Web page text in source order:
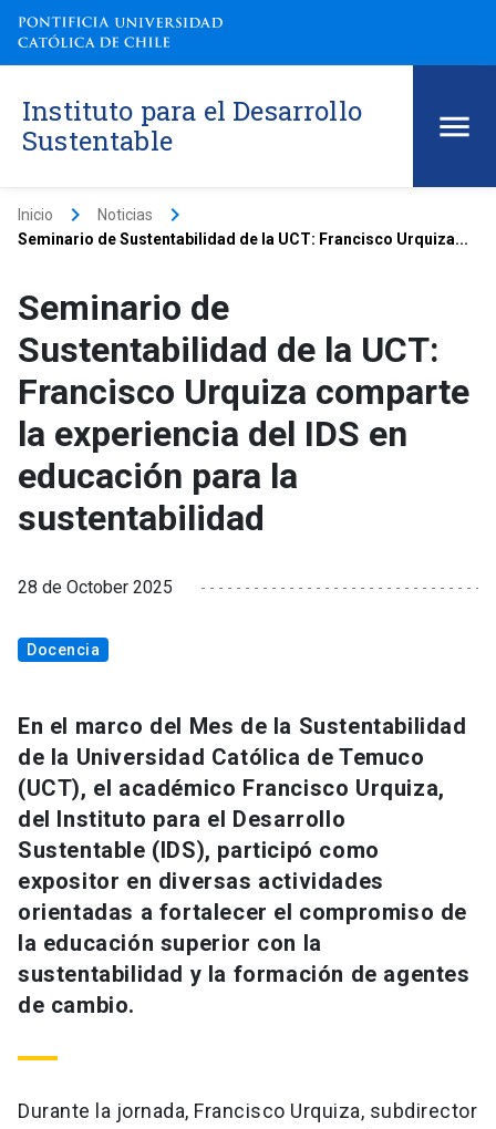
Instituto para el Desarrollo
Sustentable
Inicio keyboard_arrow_right Noticias keyboard_arrow_right
Seminario de Sustentabilidad de la UCT: Francisco Urquiza...
Seminario de
Sustentabilidad de la UCT:
Francisco Urquiza comparte
la experiencia del IDS en
educación para la
sustentabilidad
28 de October 2025
Docencia
En el marco del Mes de la Sustentabilidad
de la Universidad Católica de Temuco
(UCT), el académico Francisco Urquiza,
del Instituto para el Desarrollo
Sustentable (IDS), participó como
expositor en diversas actividades
orientadas a fortalecer el compromiso de
la educación superior con la
sustentabilidad y la formación de agentes
de cambio.
Durante la jornada, Francisco Urquiza, subdirector